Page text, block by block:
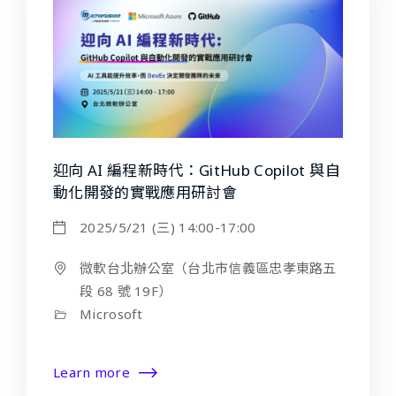
迎向 AI 編程新時代：GitHub Copilot 與自
動化開發的實戰應用研討會
2025/5/21 (三) 14:00-17:00
微軟台北辦公室（台北市信義區忠孝東路五
段 68 號 19F）
Microsoft
Learn more